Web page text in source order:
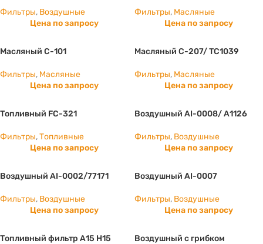
Фильтры, Воздушные
Цена по запросу
Фильтры, Масляные
Цена по запросу
Масляный C-101
Фильтры, Масляные
Цена по запросу
Масляный C-207/ ТС1039
Фильтры, Масляные
Цена по запросу
Топливный FC-321
Фильтры,Топливные
Цена по запросу
Воздушный AI-0008/ А1126
Фильтры, Воздушные
Цена по запросу
Воздушный AI-0002/77171
Фильтры, Воздушные
Цена по запросу
Воздушный AI-0007
Фильтры, Воздушные
Цена по запросу
Топливный фильтр А15 Н15
Воздушный с грибком